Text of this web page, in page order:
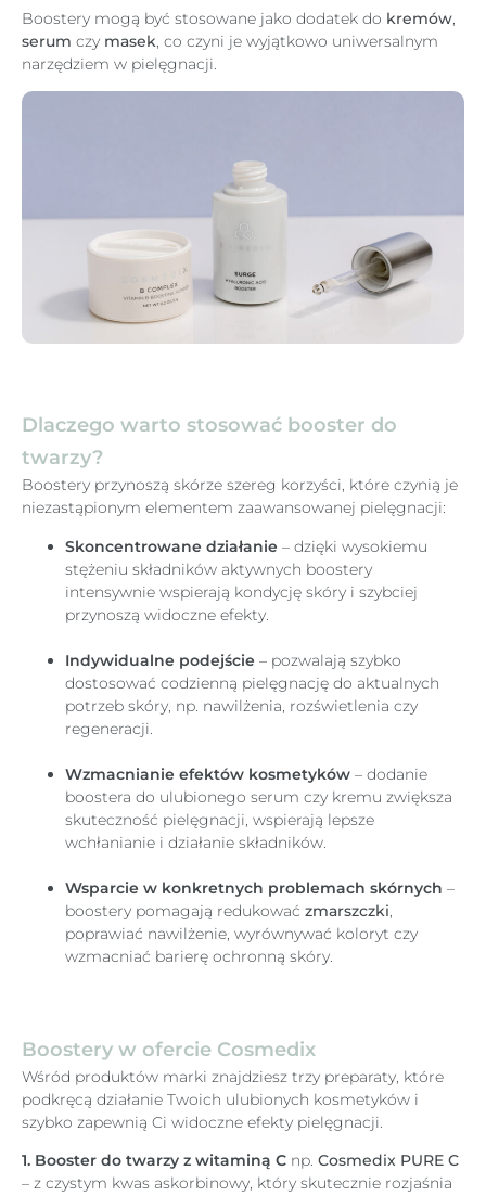
Boostery mogą być stosowane jako dodatek do kremów,
serum czy masek, co czyni je wyjątkowo uniwersalnym
narzędziem w pielęgnacji.
Dlaczego warto stosować booster do
twarzy?
Boostery przynoszą skórze szereg korzyści, które czynią je
niezastąpionym elementem zaawansowanej pielęgnacji:
Skoncentrowane działanie – dzięki wysokiemu
stężeniu składników aktywnych boostery
intensywnie wspierają kondycję skóry i szybciej
przynoszą widoczne efekty.
Indywidualne podejście – pozwalają szybko
dostosować codzienną pielęgnację do aktualnych
potrzeb skóry, np. nawilżenia, rozświetlenia czy
regeneracji.
Wzmacnianie efektów kosmetyków – dodanie
boostera do ulubionego serum czy kremu zwiększa
skuteczność pielęgnacji, wspierają lepsze
wchłanianie i działanie składników.
Wsparcie w konkretnych problemach skórnych –
boostery pomagają redukować zmarszczki,
poprawiać nawilżenie, wyrównywać koloryt czy
wzmacniać barierę ochronną skóry.
Boostery w ofercie Cosmedix
Wśród produktów marki znajdziesz trzy preparaty, które
podkręcą działanie Twoich ulubionych kosmetyków i
szybko zapewnią Ci widoczne efekty pielęgnacji.
1. Booster do twarzy z witaminą C np. Cosmedix PURE C
– z czystym kwas askorbinowy, który skutecznie rozjaśnia